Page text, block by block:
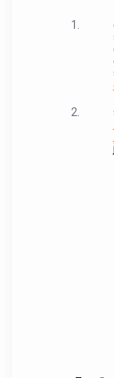
1.
2.